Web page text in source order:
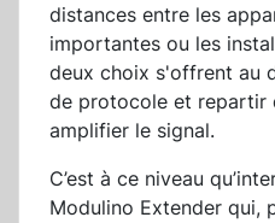
distances entre les
importantes ou les
deux choix s'offrent au
de protocole et repartir
amplifier le signal.
C’est à ce niveau
Modulino Extender qui,